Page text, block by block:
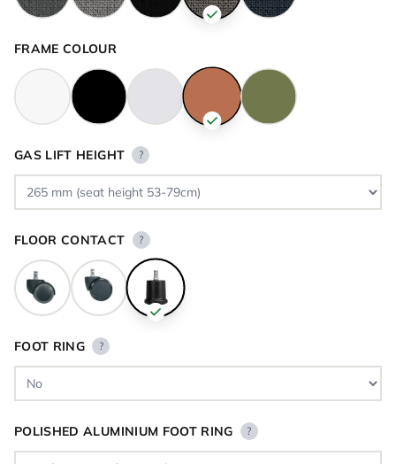
FRAME COLOUR
GAS LIFT HEIGHT ?
FLOOR CONTACT ?
FOOT RING ?
POLISHED ALUMINIUM FOOT RING ?